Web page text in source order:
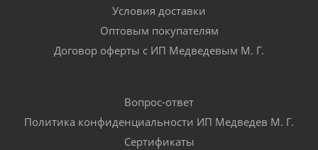
Условия доставки
Оптовым покупателям
Договор оферты с ИП Медведевым М. Г.
Вопрос-ответ
Политика конфиденциальности ИП Медведев М. Г.
Сертификаты